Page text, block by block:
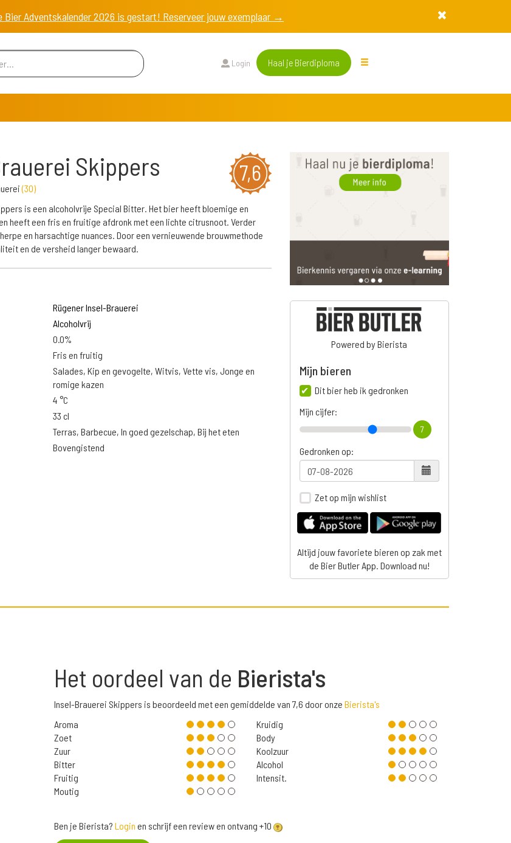
Bier Adventskalender 2026 is gestart! Reserveer jouw exemplaar →
Login Haal je Bierdiploma
7,6
Skippers
(30)
is een alcoholvrije Special Bitter. Het bier heeft bloemige en
heeft een fris en fruitige afdronk met een lichte citrusnoot. Verder
en harsachtige nuances. Door een vernieuwende brouwmethode
en de versheid langer bewaard.
Rügener Insel-Brauerei
Alcoholvrij
0.0%
Fris en fruitig
Salades, Kip en gevogelte, Witvis, Vette vis, Jonge en
romige kazen
4 °C
33 cl
Terras, Barbecue, In goed gezelschap, Bij het eten
Bovengistend
Powered by Bierista
Mijn bieren
Dit bier heb ik gedronken
Mijn cijfer:
7
Gedronken op:
Zet op mijn wishlist
Altijd jouw favoriete bieren op zak met
de Bier Butler App. Download nu!
Het oordeel van de Bierista's
Insel-Brauerei Skippers is beoordeeld met een gemiddelde van 7,6 door onze Bierista's
Aroma
Zoet
Zuur
Bitter
Fruitig
Moutig
Kruidig
Body
Koolzuur
Alcohol
Intensit.
Ben je Bierista? Login en schrijf een review en ontvang +10